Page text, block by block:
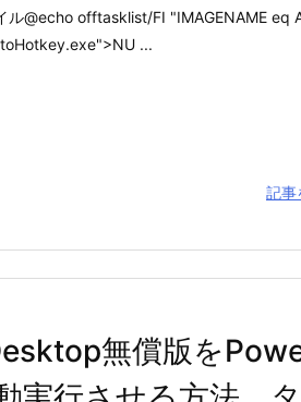
ル@echo offtasklist/FI "IMAGENAME eq
...
記事
無償版を